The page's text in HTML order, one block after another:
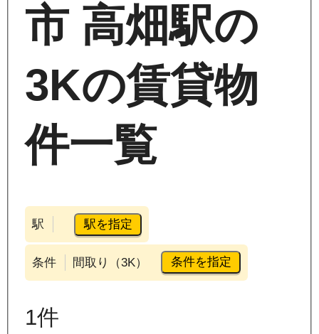
市 高畑駅の
3Kの賃貸物
件一覧
駅 駅を指定
条件 間取り（3K） 条件を指定
1件